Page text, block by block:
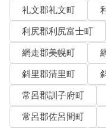
礼文郡礼文町
利尻郡利尻富士町
網走郡美幌町
斜里郡清里町
常呂郡訓子府町
常呂郡佐呂間町